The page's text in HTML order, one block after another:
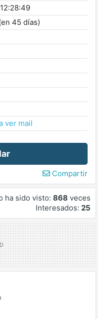
45 días)
ver mail
Compartir
ha sido visto: 868 veces
Interesados: 25